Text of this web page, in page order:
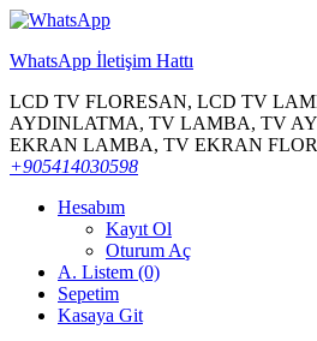
WhatsApp İletişim Hattı
LCD TV FLORESAN, LCD TV
AYDINLATMA, TV LAMBA, TV
EKRAN LAMBA, TV EKRAN
+905414030598
Hesabım
Kayıt Ol
Oturum Aç
A. Listem (0)
Sepetim
Kasaya Git